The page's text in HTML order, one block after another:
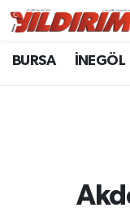
BURSA İNEGÖL
BURSA
GÜNDEM
Bursa
Bursa Trafik